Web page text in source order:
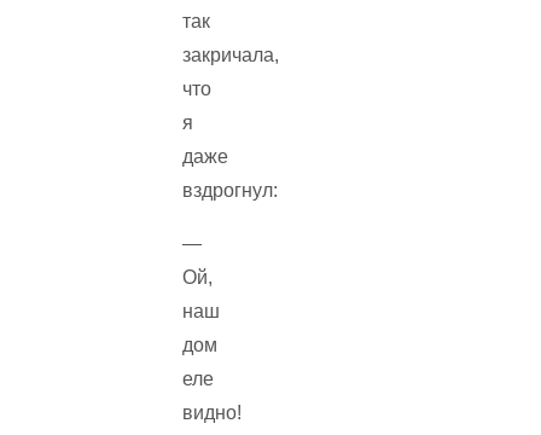
так
закричала,
что
я
даже
вздрогнул:
—
Ой,
наш
дом
еле
видно!